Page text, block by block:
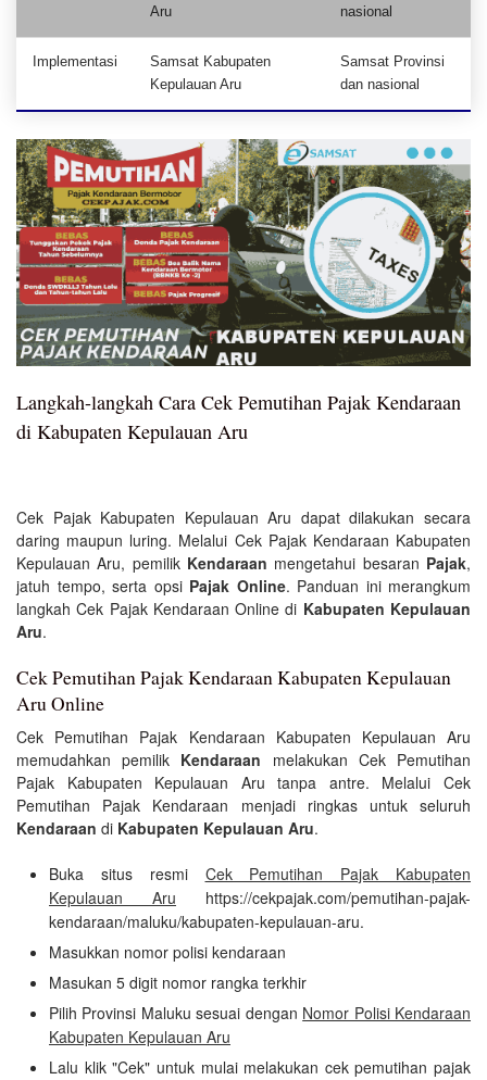
Aru nasional
Implementasi
Samsat Kabupaten
Kepulauan Aru
Samsat Provinsi
dan nasional
Langkah-langkah Cara Cek Pemutihan Pajak Kendaraan
di Kabupaten Kepulauan Aru
Cek Pajak Kabupaten Kepulauan Aru dapat dilakukan secara
daring maupun luring. Melalui Cek Pajak Kendaraan Kabupaten
Kepulauan Aru, pemilik Kendaraan mengetahui besaran Pajak,
jatuh tempo, serta opsi Pajak Online. Panduan ini merangkum
langkah Cek Pajak Kendaraan Online di Kabupaten Kepulauan
Aru.
Cek Pemutihan Pajak Kendaraan Kabupaten Kepulauan
Aru Online
Cek Pemutihan Pajak Kendaraan Kabupaten Kepulauan Aru
memudahkan pemilik Kendaraan melakukan Cek Pemutihan
Pajak Kabupaten Kepulauan Aru tanpa antre. Melalui Cek
Pemutihan Pajak Kendaraan menjadi ringkas untuk seluruh
Kendaraan di Kabupaten Kepulauan Aru.
Buka situs resmi Cek Pemutihan Pajak Kabupaten
Kepulauan Aru https://cekpajak.com/pemutihan-pajak-
kendaraan/maluku/kabupaten-kepulauan-aru.
Masukkan nomor polisi kendaraan
Masukan 5 digit nomor rangka terkhir
Pilih Provinsi Maluku sesuai dengan Nomor Polisi Kendaraan
Kabupaten Kepulauan Aru
Lalu klik "Cek" untuk mulai melakukan cek pemutihan pajak